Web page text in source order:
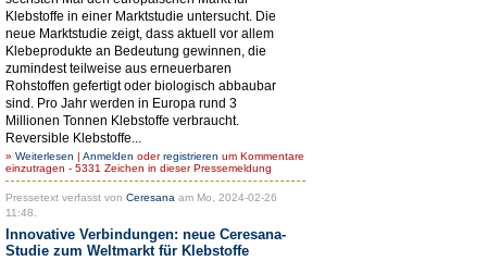
Klebstoffe in einer Marktstudie untersucht. Die
neue Marktstudie zeigt, dass aktuell vor allem
Klebeprodukte an Bedeutung gewinnen, die
zumindest teilweise aus erneuerbaren
Rohstoffen gefertigt oder biologisch abbaubar
sind. Pro Jahr werden in Europa rund 3
Millionen Tonnen Klebstoffe verbraucht.
Reversible Klebstoffe...
» Weiterlesen | Anmelden oderregistrieren um Kommentare
einzutragen - 5331 Zeichen in dieser Pressemeldung
Pressetext verfasst von Ceresana am Mo, 2024-02-26
11:48.
Innovative Verbindungen: neue Ceresana-
Studie zum Weltmarkt für Klebstoffe